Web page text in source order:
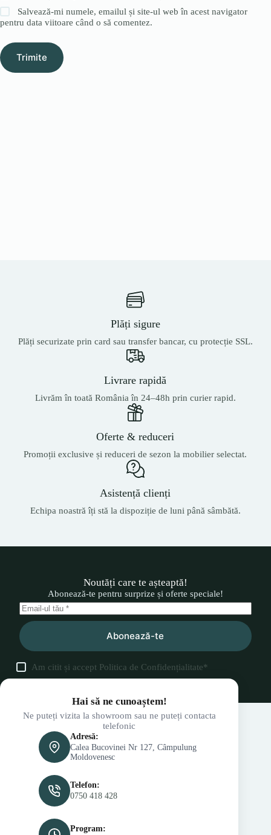
Salvează-mi numele, emailul și site-ul web în acest navigator
pentru data viitoare când o să comentez.
Trimite
Plăți sigure
Plăți securizate prin card sau transfer bancar, cu protecție SSL.
Livrare rapidă
Livrăm în toată România în 24–48h prin curier rapid.
Oferte & reduceri
Promoții exclusive și reduceri de sezon la mobilier selectat.
Asistență clienți
Echipa noastră îți stă la dispoziție de luni până sâmbătă.
Noutăți care te așteaptă!
Abonează-te pentru surprize și oferte speciale!
Abonează-te
Am citit și accept Politica de Confidențialitate*
Hai să ne cunoaștem!
Ne puteți vizita la showroom sau ne puteți contacta
telefonic
Adresă:
Calea Bucovinei Nr 127, Câmpulung
Moldovenesc
Telefon:
0750 418 428
Program: